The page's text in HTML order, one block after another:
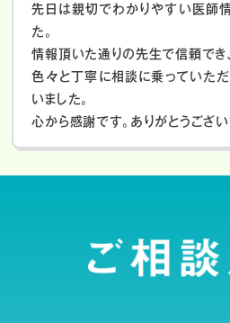
先日は親切でわかりやすい医師
た。
情報頂いた通りの先生で信頼でき
色々と丁寧に相談に乗っていた
いました。
心から感謝です。ありがとうござ